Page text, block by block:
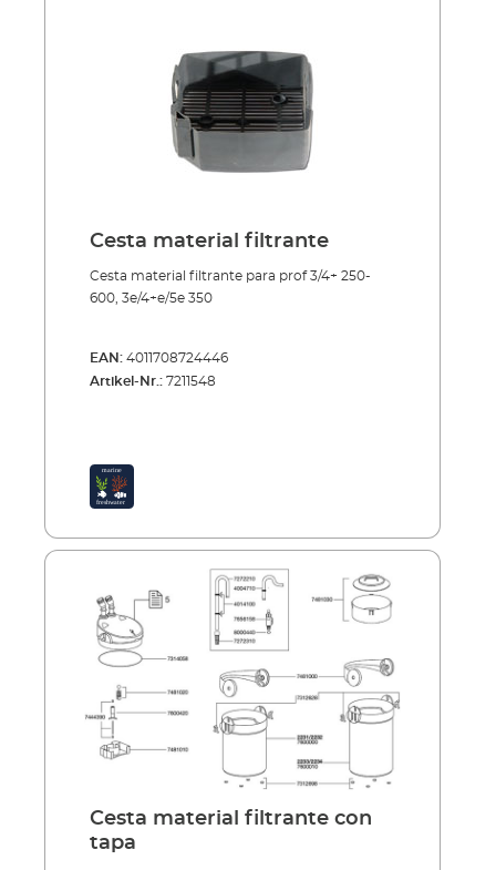
Cesta material filtrante
Cesta material filtrante para prof 3/4+ 250-
600, 3e/4+e/5e 350
EAN: 4011708724446
Artikel-Nr.: 7211548
Cesta material filtrante con
tapa